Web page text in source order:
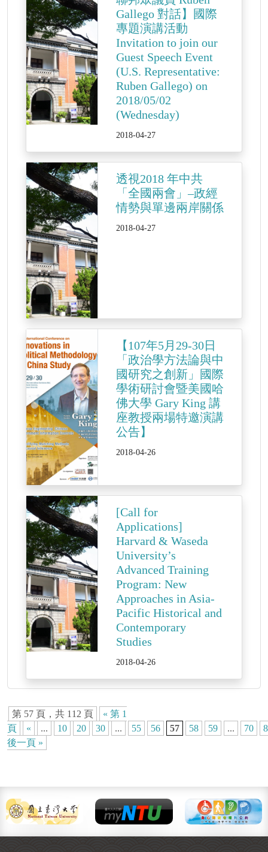
Gallego 對話】國際
專題演講活動
Invitation to join our
Guest Speech Event
(U.S. Representative:
Ruben Gallego) on
2018/05/02
(Wednesday)
2018-04-27
透視2018 年中共
「全國兩會」–政經
情勢與單邊兩岸關係
2018-04-27
【107年5月29-30日
「政治學方法論與中
國研究之創新」國際
學術研討會暨美國哈
佛大學 Gary King 講
座教授兩場特邀演講
公告】
2018-04-26
[Call for
Applications]
Harvard & Waseda
University’s
Advanced Training
Program: New
Approaches in Asia-
Pacific Historical and
Contemporary
Studies
2018-04-26
第 57 頁，共 112 頁
« 第 1
頁
« ... 10 20 30 ... 55 56 57 58 59 ... 70
後一頁 »